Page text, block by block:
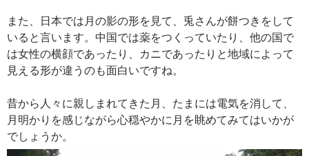
また、日本では月の影の形を見て、兎さんが餅つきをして
いると言います。中国では薬をつくっていたり、他の国で
は女性の横顔であったり、カニであったりと地域によって
見える形が違うのも面白いですね。
昔から人々に親しまれてきた月、たまには電気を消して、
月明かりを感じながら心穏やかに月を眺めてみてはいかが
でしょうか。